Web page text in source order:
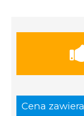
Cena zawiera